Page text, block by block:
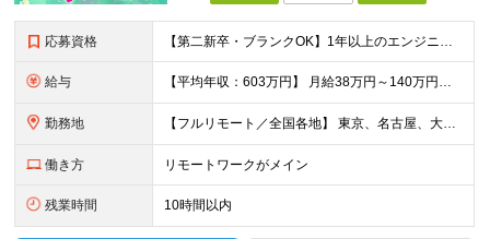
応募資格 【第二新卒・ブランクOK】1年以上のエンジニア経験がある方(開発・インフラ・工程・言語一切不問） 文理・学歴不問 【歓迎条件】 ◆AI・クラウド案件に参画したい方 ◆下流工程から上流工程へステップア
給与 【平均年収：603万円】 月給38万円～140万円＋諸手当（経験者） 【平均年収603万円】 ※案件の契約内容や昇給額などはすべて開示します。 ※経験や能力を考慮し決定します。 ※月給には固定残業
勤務地 【フルリモート／全国各地】 東京、名古屋、大阪、福岡を中心とした全国のプロジェクトにアサイン。 ※プロジェクトは完全選択制です。 ※フルリモート、ハイブリッド型、常駐案件から自由に選択可能です。 ※転
働き方 リモートワークがメイン
残業時間 10時間以内